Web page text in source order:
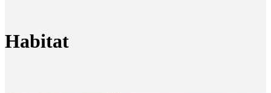
Habitat